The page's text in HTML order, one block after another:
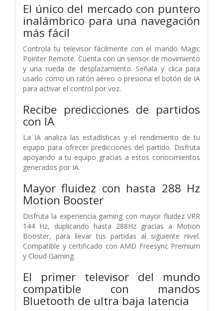
El único del mercado con puntero
inalámbrico para una navegación
más fácil
Controla tu televisor fácilmente con el mando Magic
Pointer Remote. Cuenta con un sensor de movimiento
y una rueda de desplazamiento. Señala y clica para
usarlo como un ratón aéreo o presiona el botón de IA
para activar el control por voz.
Recibe predicciones de partidos
con IA
La IA analiza las estadísticas y el rendimiento de tu
equipo para ofrecer predicciones del partido. Disfruta
apoyando a tu equipo gracias a estos conocimientos
generados por IA.
Mayor fluidez con hasta 288 Hz
Motion Booster
Disfruta la experiencia gaming con mayor fluidez VRR
144 Hz, duplicando hasta 288Hz gracias a Motion
Booster, para llevar tus partidas al siguiente nivel.
Compatible y certificado con AMD Freesync Premium
y Cloud Gaming.
El primer televisor del mundo
compatible con mandos
Bluetooth de ultra baja latencia